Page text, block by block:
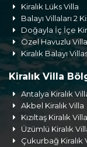
Kiralık Lüks Villa
Balayı Villaları 2
Doğayla İç İçe
Özel Havuzlu
Kiralık Balayı
Kiralık Villa
Antalya Kiralık
Akbel Kiralık Villa
Kızıltaş Kiralık Villa
Üzümlü Kiralık
Çukurbağ Kiralık